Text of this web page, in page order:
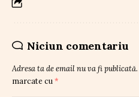
Niciun comentariu
Adresa ta de email nu va fi publicată.
marcate cu *